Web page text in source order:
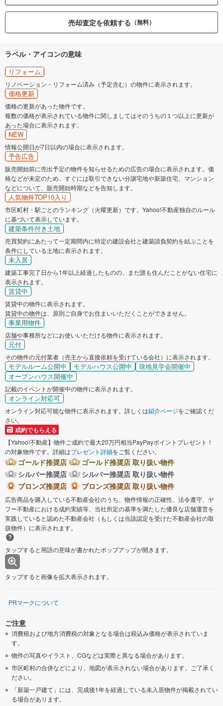
売却査定を依頼する （無料）
ラベル・アイコンの意味
リフォーム
リノベーション・リフォーム済み（予定含む）の物件に表示されます。
価格更新
価格の更新があった物件です。
複数の価格が表示されている物件に関しましてはそのうちの１つ以上に更新が
あった場合に表示されます。
NEW
情報公開日が7日以内の場合に表示されます。
予告広告
販売開始前に売出予定の物件を知らせるための広告の場合に表示されます。価
格などが未定のため、すぐには取引できない分譲宅地や新築住宅、マンション
などについて、販売開始時期などを告知します。
人気物件TOP10入り
市区町村・駅ごとのランキング（火曜更新）です。Yahoo!不動産独自のルール
に基づいて表示しています。
建築条件付き土地
売買契約にあたって一定期間内に特定の建設会社と建築請負契約を結ぶことを
条件にしている土地に表示されます。
未入居
建築工事完了日から1年以上経過したものの、まだ誰も住んだことがない住宅に
表示されます。
賃貸中
賃貸中の物件に表示されます。
賃貸中の物件は、原則ご自身でお住まいいただくことができません。
事業用物件
店舗や事務所などにお使いいただける物件に表示されます。
元付
その物件の元付業者（売主から直接依頼を受けている会社）に表示されます。
モデルルーム公開中 モデルハウス公開中
現地見学会開催中
オープンハウス開催中
記載のイベントが開催中の物件に表示されます。
オンライン対応可
オンライン対応可能な物件に表示されます。詳しくは紹介ページをご確認くだ
さい。
成約でもらえる
【Yahoo!不動産】物件ご成約で最大20万円相当PayPayポイントプレゼント！
の対象物件です。詳細はプレゼント詳細をご覧ください。
ゴールド推奨店
ゴールド推奨店 取り扱い物件
シルバー推奨店
シルバー推奨店 取り扱い物件
ブロンズ推奨店
ブロンズ推奨店 取り扱い物件
広告商品を購入している不動産会社のうち、物件情報の正確性、法令遵守、ヤ
フー不動産における成約実績等、当社所定の基準を満たした優良な店舗運営を
実践していると認めた不動産会社（もしくは当該認定を受けた不動産会社の取
扱物件）に表示されます。
タップすると用語の意味が書かれたポップアップが開きます。
タップすると画像を拡大表示されます。
PRマークについて
ご注意
消費税および地方消費税の対象となる場合は税込み価格が表示されていま
す。
物件の写真やイラスト、CGなどは実際と異なる場合があります。
市区町村の合併などにより、地図が表示されない場合があります。ご了承く
ださい。
「新築一戸建て」には、完成後1年を経過している未入居物件が掲載されてい
る場合があります。